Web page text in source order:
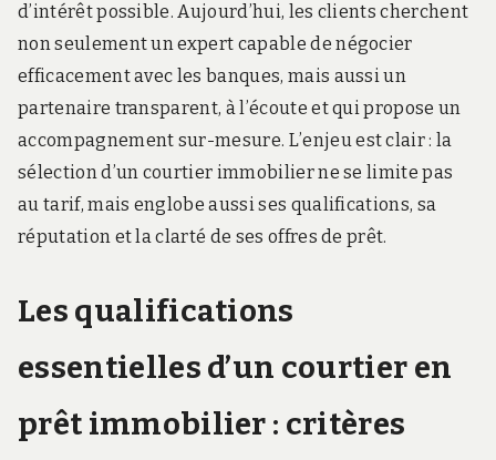
d’intérêt possible. Aujourd’hui, les clients cherchent
non seulement un expert capable de négocier
efficacement avec les banques, mais aussi un
partenaire transparent, à l’écoute et qui propose un
accompagnement sur-mesure. L’enjeu est clair : la
sélection d’un courtier immobilier ne se limite pas
au tarif, mais englobe aussi ses qualifications, sa
réputation et la clarté de ses offres de prêt.
Les qualifications
essentielles d’un courtier en
prêt immobilier : critères